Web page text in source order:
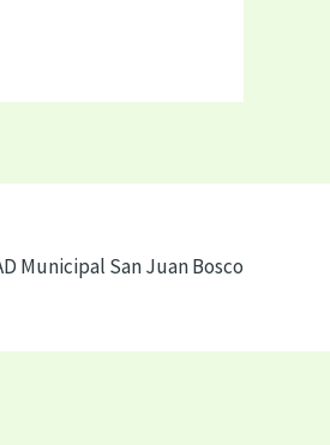
Municipal San Juan Bosco